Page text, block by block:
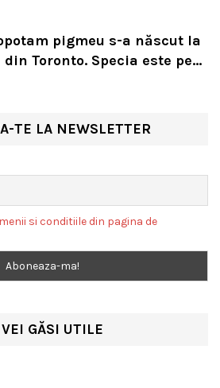
pigmeu s-a născut la
Toronto. Specia este pe
TE LA NEWSLETTER
si conditiile din pagina de
GĂSI UTILE